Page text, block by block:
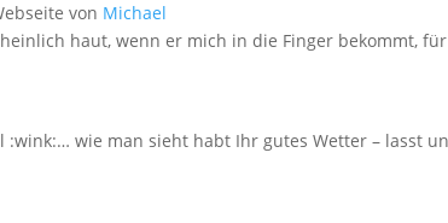
von Michael
haut, wenn er mich in die Finger bekommt,
:wink:… wie man sieht habt Ihr gutes Wetter – lasst